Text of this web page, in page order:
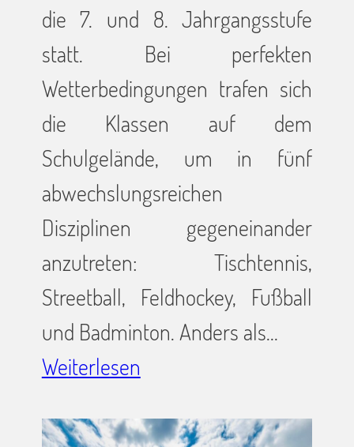
die 7. und 8. Jahrgangsstufe
statt. Bei perfekten
Wetterbedingungen trafen sich
die Klassen auf dem
Schulgelände, um in fünf
abwechslungsreichen
Disziplinen gegeneinander
anzutreten: Tischtennis,
Streetball, Feldhockey, Fußball
und Badminton. Anders als…
Weiterlesen